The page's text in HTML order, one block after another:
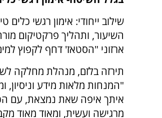
שילוב ייחודי: אימון רגשי
השיעור, ותהליך פרקטיקום
ארזוני "הסטאז' דחף לקפוץ
תירזה בלזם, מנהלת מחלקה
"המנחות מלאות מידע וניסיון,
איתך איפה שאת נמצאת, עם
מרגישה ועשית, ומאוד מאוד